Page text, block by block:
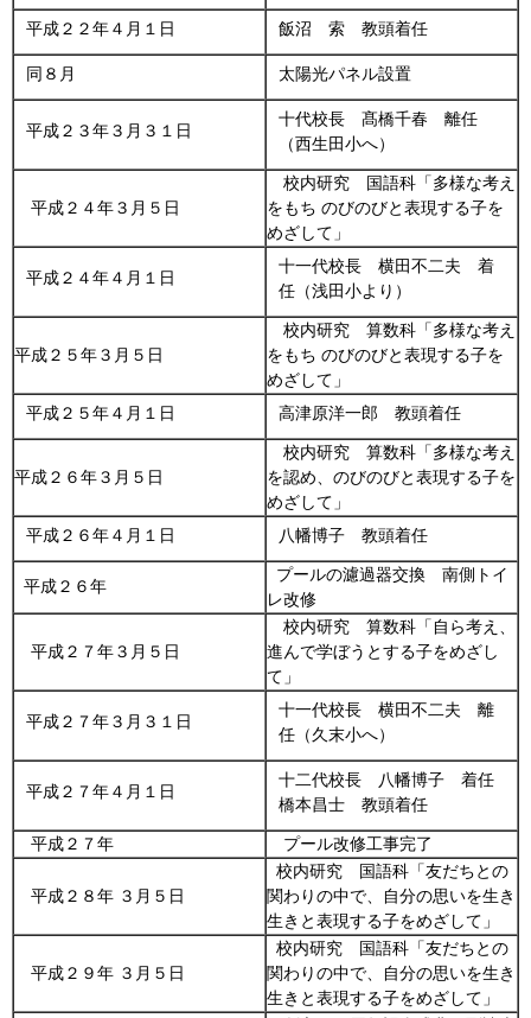
平成２２年４月１日 飯沼 索 教頭着任
同８月 太陽光パネル設置
平成２３年３月３１日
十代校長 髙橋千春 離任
（西生田小へ）
平成２４年３月５日
校内研究 国語科「多様な考え
をもち のびのびと表現する子を
めざして」
平成２４年４月１日
十一代校長 横田不二夫 着
任（浅田小より）
平成２５年３月５日
校内研究 算数科「多様な考え
をもち のびのびと表現する子を
めざして」
平成２５年４月１日
高津原洋一郎 教頭着任
平成２６年３月５日
校内研究 算数科「多様な考え
を認め、のびのびと表現する子を
めざして」
平成２６年４月１日
八幡博子 教頭着任
平成２６年
プールの濾過器交換 南側トイ
レ改修
平成２７年３月５日
校内研究 算数科「自ら考え、
進んで学ぼうとする子をめざし
て」
平成２７年３月３１日
十一代校長 横田不二夫 離
任（久末小へ）
平成２７年４月１日
十二代校長 八幡博子 着任
橋本昌士 教頭着任
平成２７年 プール改修工事完了
平成２８年 ３月５日
校内研究 国語科「友だちとの
関わりの中で、自分の思いを生き
生きと表現する子をめざして」
平成２９年 ３月５日
校内研究 国語科「友だちとの
関わりの中で、自分の思いを生き
生きと表現する子をめざして」